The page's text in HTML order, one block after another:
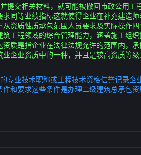
提交相关材料，就可能被撤回市政公用
同等业绩指标这就使得企业在补充建造
资质性质承包范围人员要求及实际操作
工程领域的综合管理能力，涵盖施工组
质是指企业在法律法规允许的范围内，
企业资质中的一种，并且是较高资质等
专业技术职称或工程技术资格信誉记录
和要求这些条件是办理二级建筑总承包